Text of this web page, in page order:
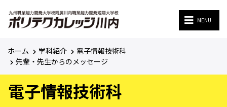
MENU
MENU
ホーム 学科紹介
電子情報技術科
先輩・先生からのメッセージ
電子情報技術科